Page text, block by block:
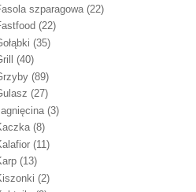
szparagowa (22)
(22)
(35)
(40)
(89)
(27)
(3)
(8)
(11)
(13)
(2)